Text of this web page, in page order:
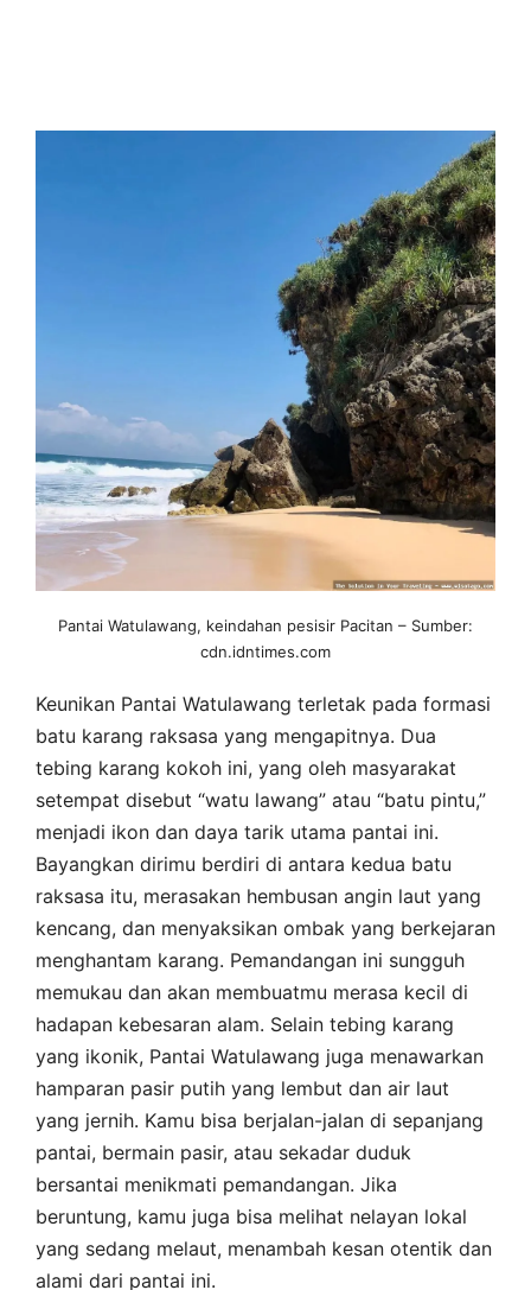
Pantai Watulawang, keindahan pesisir Pacitan – Sumber:
cdn.idntimes.com
Keunikan Pantai Watulawang terletak pada formasi
batu karang raksasa yang mengapitnya. Dua
tebing karang kokoh ini, yang oleh masyarakat
setempat disebut “watu lawang” atau “batu pintu,”
menjadi ikon dan daya tarik utama pantai ini.
Bayangkan dirimu berdiri di antara kedua batu
raksasa itu, merasakan hembusan angin laut yang
kencang, dan menyaksikan ombak yang berkejaran
menghantam karang. Pemandangan ini sungguh
memukau dan akan membuatmu merasa kecil di
hadapan kebesaran alam. Selain tebing karang
yang ikonik, Pantai Watulawang juga menawarkan
hamparan pasir putih yang lembut dan air laut
yang jernih. Kamu bisa berjalan-jalan di sepanjang
pantai, bermain pasir, atau sekadar duduk
bersantai menikmati pemandangan. Jika
beruntung, kamu juga bisa melihat nelayan lokal
yang sedang melaut, menambah kesan otentik dan
alami dari pantai ini.